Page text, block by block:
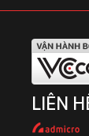
LIÊN